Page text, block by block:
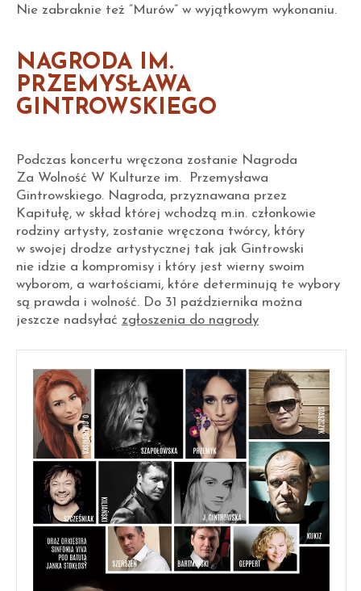
Nie zabraknie też ”Murów” w wyjątkowym wykonaniu.
NAGRODA IM.
PRZEMYSŁAWA
GINTROWSKIEGO
Podczas koncertu wręczona zostanie Nagroda
Za Wolność W Kulturze im. Przemysława
Gintrowskiego. Nagroda, przyznawana przez
Kapitułę, w skład której wchodzą m.in. członkowie
rodziny artysty, zostanie wręczona twórcy, który
w swojej drodze artystycznej tak jak Gintrowski
nie idzie a kompromisy i który jest wierny swoim
wyborom, a wartościami, które determinują te wybory
są prawda i wolność. Do 31 października można
jeszcze nadsyłać zgłoszenia do nagrody